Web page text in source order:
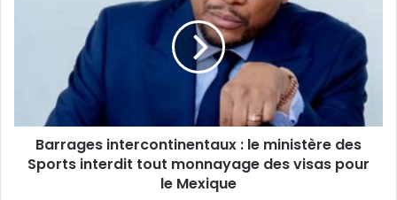
tout
monnayage
des
Barrages intercontinentaux : le ministère des
Sports interdit tout monnayage des visas pour
le Mexique